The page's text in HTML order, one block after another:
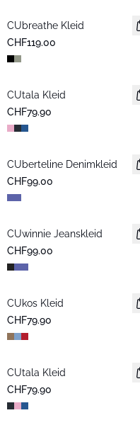
Neuheiten
CUbreathe Kleid
CHF119.00
CUtala Kleid
CHF79.90
Neuheiten
CUberteline Denimkleid
CHF99.00
Neuheiten
CUwinnie Jeanskleid
CHF99.00
CUkos Kleid
CHF79.90
CUtala Kleid
CHF79.90
-50%